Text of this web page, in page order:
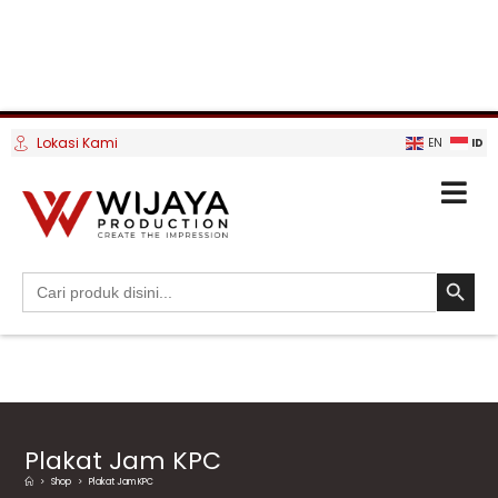
Lokasi Kami EN ID
Search
for:
SEARCH
Plakat Jam KPC
> Shop > Plakat Jam KPC